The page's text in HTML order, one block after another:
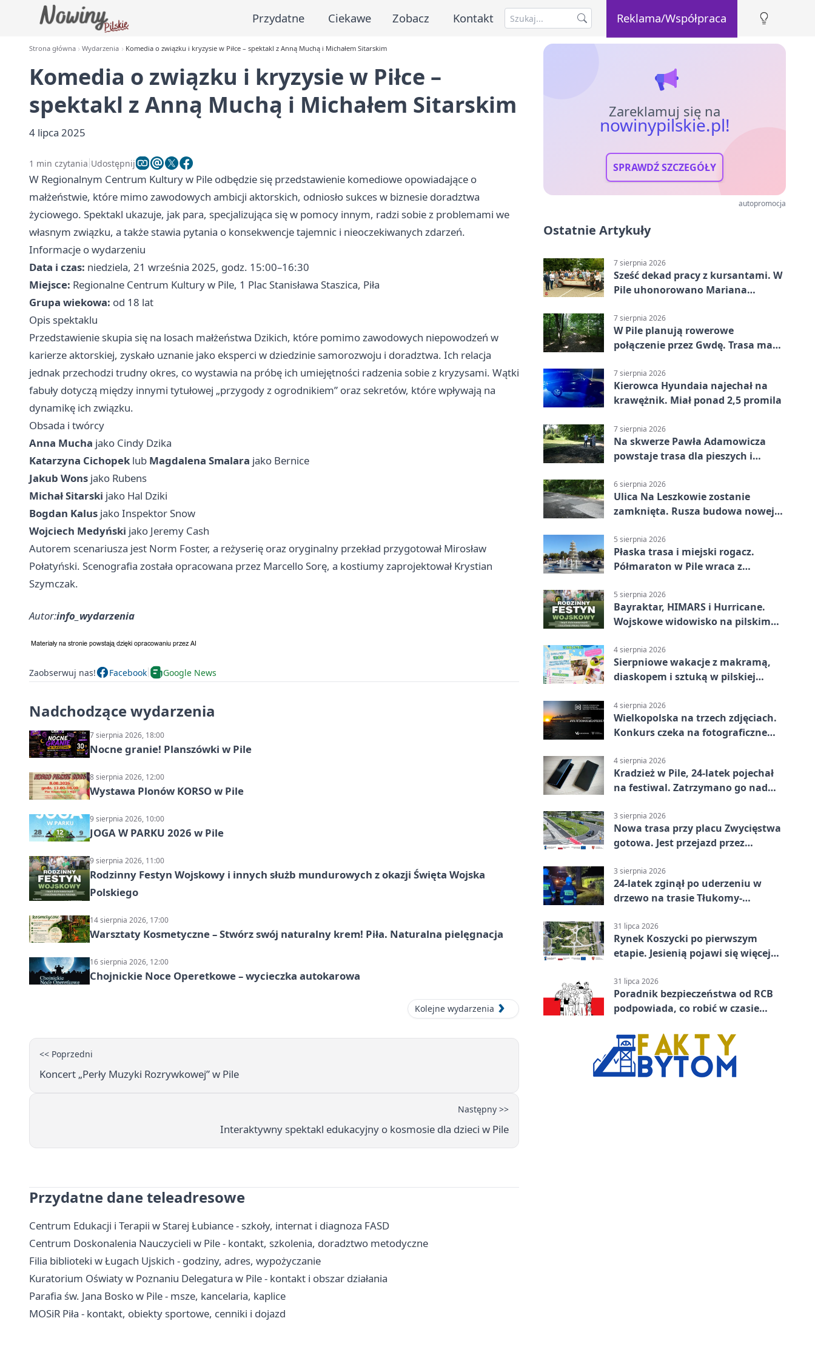
Przydatne Ciekawe Zobacz Kontakt Reklama/Współpraca
Strona główna Wydarzenia Komedia o związku i kryzysie w Piłce – spektakl z Anną Muchą i Michałem Sitarskim
Komedia o związku i kryzysie w Piłce –
spektakl z Anną Muchą i Michałem Sitarskim
4 lipca 2025
1 min czytania Udostępnij
W Regionalnym Centrum Kultury w Pile odbędzie się przedstawienie komediowe opowiadające o
małżeństwie, które mimo zawodowych ambicji aktorskich, odniosło sukces w biznesie doradztwa
życiowego. Spektakl ukazuje, jak para, specjalizująca się w pomocy innym, radzi sobie z problemami we
własnym związku, a także stawia pytania o konsekwencje tajemnic i nieoczekiwanych zdarzeń.
Informacje o wydarzeniu
Data i czas: niedziela, 21 września 2025, godz. 15:00–16:30
Miejsce: Regionalne Centrum Kultury w Pile, 1 Plac Stanisława Staszica, Piła
Grupa wiekowa: od 18 lat
Opis spektaklu
Przedstawienie skupia się na losach małżeństwa Dzikich, które pomimo zawodowych niepowodzeń w
karierze aktorskiej, zyskało uznanie jako eksperci w dziedzinie samorozwoju i doradztwa. Ich relacja
jednak przechodzi trudny okres, co wystawia na próbę ich umiejętności radzenia sobie z kryzysami. Wątki
fabuły dotyczą między innymi tytułowej „przygody z ogrodnikiem” oraz sekretów, które wpływają na
dynamikę ich związku.
Obsada i twórcy
Anna Mucha jako Cindy Dzika
Katarzyna Cichopek lub Magdalena Smalara jako Bernice
Jakub Wons jako Rubens
Michał Sitarski jako Hal Dziki
Bogdan Kalus jako Inspektor Snow
Wojciech Medyński jako Jeremy Cash
Autorem scenariusza jest Norm Foster, a reżyserię oraz oryginalny przekład przygotował Mirosław
Połatyński. Scenografia została opracowana przez Marcello Sorę, a kostiumy zaprojektował Krystian
Szymczak.
Autor:info_wydarzenia
Zaobserwuj nas! Facebook Google News
Nadchodzące wydarzenia
7 sierpnia 2026, 18:00
Nocne granie! Planszówki w Pile
8 sierpnia 2026, 12:00
Wystawa Plonów KORSO w Pile
9 sierpnia 2026, 10:00
JOGA W PARKU 2026 w Pile
9 sierpnia 2026, 11:00
Rodzinny Festyn Wojskowy i innych służb mundurowych z okazji Święta Wojska
Polskiego
14 sierpnia 2026, 17:00
Warsztaty Kosmetyczne – Stwórz swój naturalny krem! Piła. Naturalna pielęgnacja
16 sierpnia 2026, 12:00
Chojnickie Noce Operetkowe – wycieczka autokarowa
Kolejne wydarzenia
<< Poprzedni
Koncert „Perły Muzyki Rozrywkowej” w Pile
Następny >>
Interaktywny spektakl edukacyjny o kosmosie dla dzieci w Pile
Przydatne dane teleadresowe
Centrum Edukacji i Terapii w Starej Łubiance - szkoły, internat i diagnoza FASD
Centrum Doskonalenia Nauczycieli w Pile - kontakt, szkolenia, doradztwo metodyczne
Filia biblioteki w Ługach Ujskich - godziny, adres, wypożyczanie
Kuratorium Oświaty w Poznaniu Delegatura w Pile - kontakt i obszar działania
Parafia św. Jana Bosko w Pile - msze, kancelaria, kaplice
MOSiR Piła - kontakt, obiekty sportowe, cenniki i dojazd
Zareklamuj się na
nowinypilskie.pl!
SPRAWDŹ SZCZEGÓŁY
autopromocja
Ostatnie Artykuły
7 sierpnia 2026
Sześć dekad pracy z kursantami. W
Pile uhonorowano Mariana
7 sierpnia 2026
W Pile planują rowerowe
połączenie przez Gwdę. Trasa ma
7 sierpnia 2026
Kierowca Hyundaia najechał na
krawężnik. Miał ponad 2,5 promila
7 sierpnia 2026
Na skwerze Pawła Adamowicza
powstaje trasa dla pieszych i
6 sierpnia 2026
Ulica Na Leszkowie zostanie
zamknięta. Rusza budowa nowej
5 sierpnia 2026
Płaska trasa i miejski rogacz.
Półmaraton w Pile wraca z
5 sierpnia 2026
Bayraktar, HIMARS i Hurricane.
Wojskowe widowisko na pilskim
4 sierpnia 2026
Sierpniowe wakacje z makramą,
diaskopem i sztuką w pilskiej
4 sierpnia 2026
Wielkopolska na trzech zdjęciach.
Konkurs czeka na fotograficzne
4 sierpnia 2026
Kradzież w Pile, 24-latek pojechał
na festiwal. Zatrzymano go nad
3 sierpnia 2026
Nowa trasa przy placu Zwycięstwa
gotowa. Jest przejazd przez
3 sierpnia 2026
24-latek zginął po uderzeniu w
drzewo na trasie Tłukomy-
31 lipca 2026
Rynek Koszycki po pierwszym
etapie. Jesienią pojawi się więcej
31 lipca 2026
Poradnik bezpieczeństwa od RCB
podpowiada, co robić w czasie